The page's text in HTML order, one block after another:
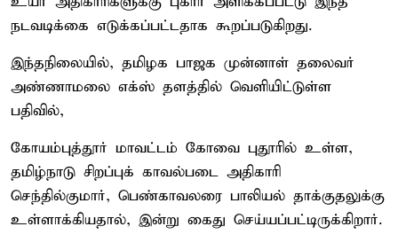
நடவடிக்கை எடுக்கப்பட்டதாக கூறப்படுகிறது.
இந்தநிலையில், தமிழக பாஜக முன்னாள் தலைவர்
அண்ணாமலை எக்ஸ் தளத்தில் வெளியிட்டுள்ள
பதிவில்,
கோயம்புத்தூர் மாவட்டம் கோவை புதூரில் உள்ள,
தமிழ்நாடு சிறப்புக் காவல்படை அதிகாரி
செந்தில்குமார், பெண்காவலரை பாலியல் தாக்குதலுக்கு
உள்ளாக்கியதால், இன்று கைது செய்யப்பட்டிருக்கிறார்.